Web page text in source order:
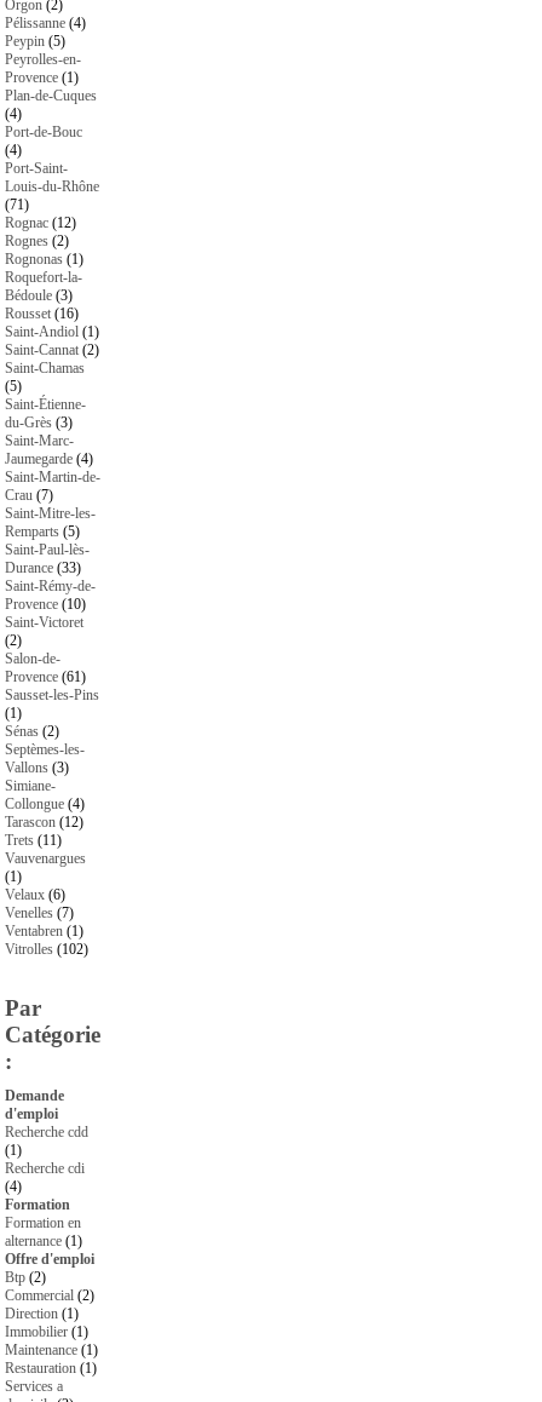
Orgon (2)
Pélissanne (4)
Peypin (5)
Peyrolles-en-
Provence (1)
Plan-de-Cuques
(4)
Port-de-Bouc
(4)
Port-Saint-
Louis-du-Rhône
(71)
Rognac (12)
Rognes (2)
Rognonas (1)
Roquefort-la-
Bédoule (3)
Rousset (16)
Saint-Andiol (1)
Saint-Cannat (2)
Saint-Chamas
(5)
Saint-Étienne-
du-Grès (3)
Saint-Marc-
Jaumegarde (4)
Saint-Martin-de-
Crau (7)
Saint-Mitre-les-
Remparts (5)
Saint-Paul-lès-
Durance (33)
Saint-Rémy-de-
Provence (10)
Saint-Victoret
(2)
Salon-de-
Provence (61)
Sausset-les-Pins
(1)
Sénas (2)
Septèmes-les-
Vallons (3)
Simiane-
Collongue (4)
Tarascon (12)
Trets (11)
Vauvenargues
(1)
Velaux (6)
Venelles (7)
Ventabren (1)
Vitrolles (102)
Par
Catégorie
:
Demande
d'emploi
Recherche cdd
(1)
Recherche cdi
(4)
Formation
Formation en
alternance (1)
Offre d'emploi
Btp (2)
Commercial (2)
Direction (1)
Immobilier (1)
Maintenance (1)
Restauration (1)
Services a